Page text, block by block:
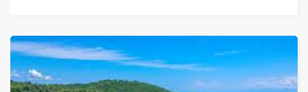
Ранни записвания
ОТ1 206 ЛЕВА (616.62€)НА ЧОВЕК